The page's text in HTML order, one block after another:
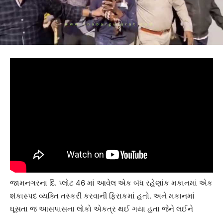
જામનગરના દિ. પ્લોટ 46 માં આવેલ એક બંધ રહેણાંક મકાનમાં એક
શંકાસ્પદ વ્યક્તિ તસ્કરી કરવાની ફિરાકમાં હતો. અને મકાનમાં
ઘૂસતા જ આસપાસના લોકો એકત્ર થઈ ગયા હતા જેને લઈને